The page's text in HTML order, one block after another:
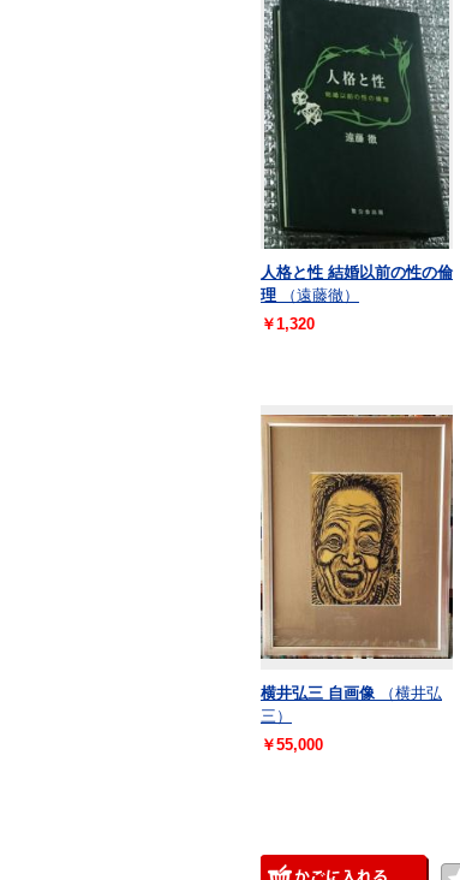
人格と性 結婚以前の性の倫
理
（遠藤徹）
￥1,320
横井弘三 自画像
（横井弘
三）
￥55,000